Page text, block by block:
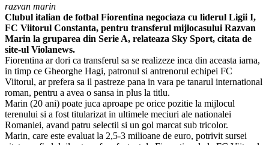
razvan marin
Clubul italian de fotbal Fiorentina negociaza cu liderul Ligii I,
FC Viitorul Constanta, pentru transferul mijlocasului Razvan
Marin la gruparea din Serie A, relateaza Sky Sport, citata de
site-ul Violanews.
Fiorentina ar dori ca transferul sa se realizeze inca din aceasta iarna,
in timp ce Gheorghe Hagi, patronul si antrenorul echipei FC
Viitorul, ar prefera sa il pastreze pana in vara pe tanarul international
roman, pentru a avea o sansa in plus la titlu.
Marin (20 ani) poate juca aproape pe orice pozitie la mijlocul
terenului si a fost titularizat in ultimele meciuri ale nationalei
Romaniei, avand patru selectii si un gol marcat sub tricolor.
Marin, care este evaluat la 2,5-3 milioane de euro, potrivit sursei